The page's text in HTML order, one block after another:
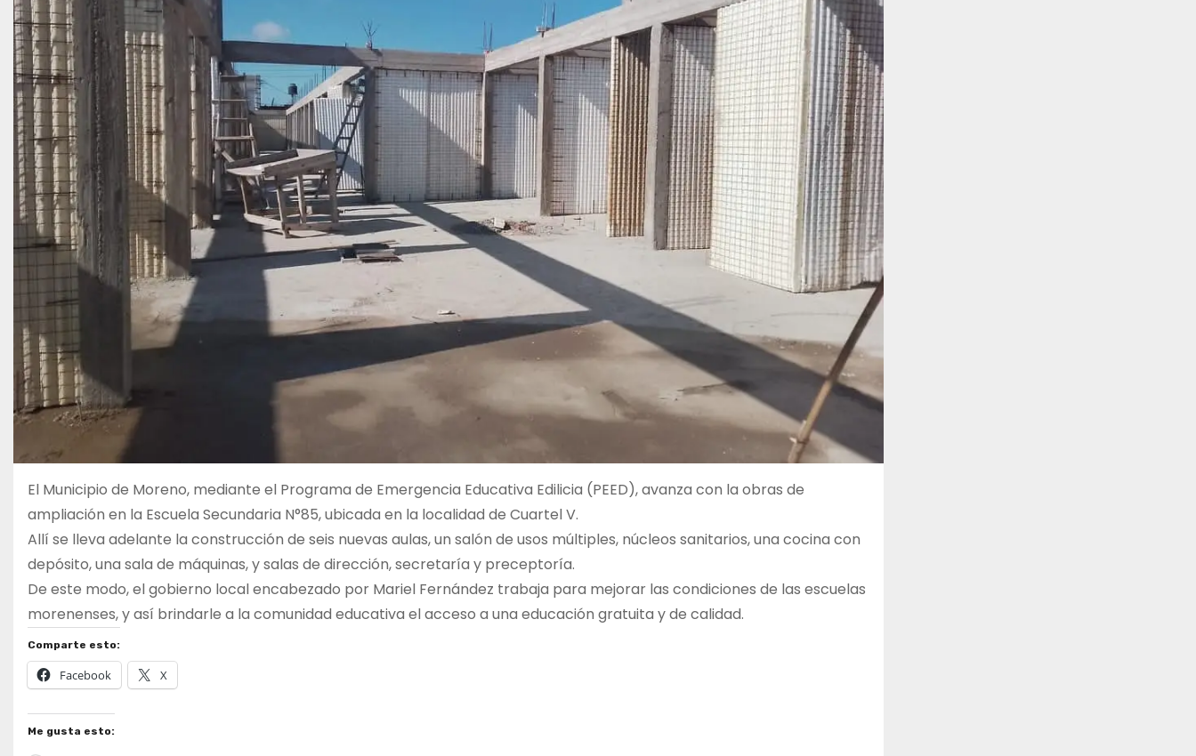
El Municipio de Moreno, mediante el Programa de Emergencia Educativa Edilicia (PEED), avanza con la obras de
ampliación en la Escuela Secundaria N°85, ubicada en la localidad de Cuartel V.
Allí se lleva adelante la construcción de seis nuevas aulas, un salón de usos múltiples, núcleos sanitarios, una cocina con
depósito, una sala de máquinas, y salas de dirección, secretaría y preceptoría.
De este modo, el gobierno local encabezado por Mariel Fernández trabaja para mejorar las condiciones de las escuelas
morenenses, y así brindarle a la comunidad educativa el acceso a una educación gratuita y de calidad.
Comparte esto:
Facebook X
Me gusta esto: